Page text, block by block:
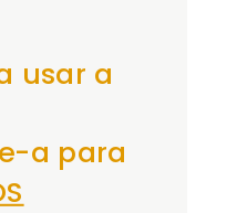
usar a
a para